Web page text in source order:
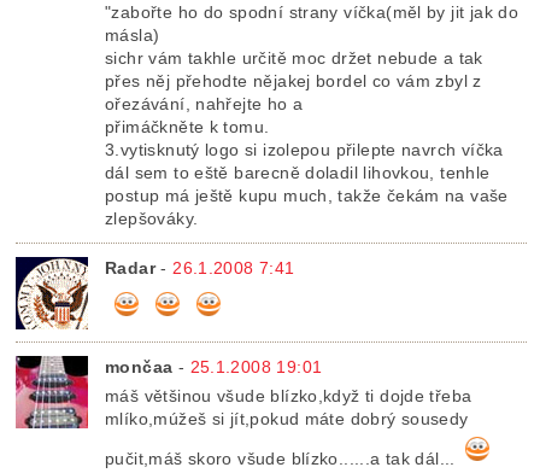
"zabořte ho do spodní strany víčka(měl by jit jak do
másla)
sichr vám takhle určitě moc držet nebude a tak
přes něj přehodte nějakej bordel co vám zbyl z
ořezávání, nahřejte ho a
přimáčkněte k tomu.
3.vytisknutý logo si izolepou přilepte navrch víčka
dál sem to eště barecně doladil lihovkou, tenhle
postup má ještě kupu much, takže čekám na vaše
zlepšováky.
Radar- 26.1.2008 7:41
mončaa - 25.1.2008 19:01
máš většinou všude blízko,když ti dojde třeba
mlíko,múžeš si jít,pokud máte dobrý sousedy
pučit,máš skoro všude blízko......a tak dál...